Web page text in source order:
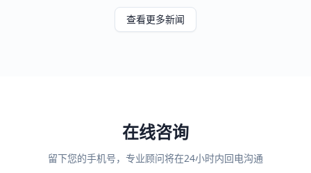
致力于提供客观、科学的市
查看更多新闻
在线咨询
留下您的手机号，专业顾问将在24小时内回电沟通